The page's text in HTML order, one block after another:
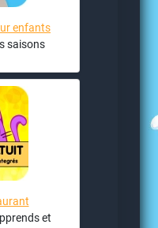
enfants
saisons
et